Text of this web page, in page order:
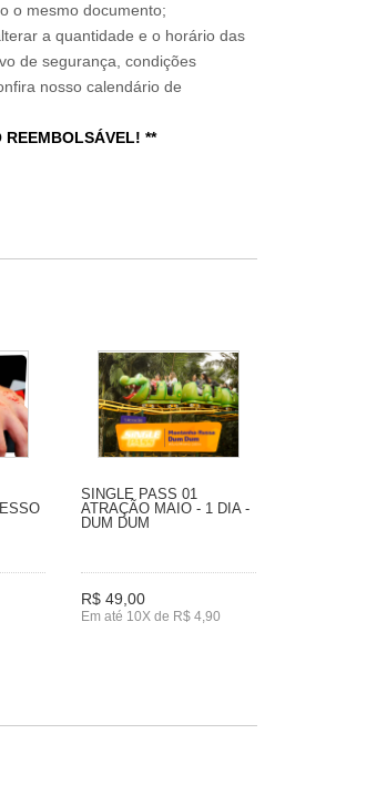
o mesmo documento;
a quantidade e o horário das
de segurança, condições
nosso calendário de
REEMBOLSÁVEL! **
SINGLE PASS 01
ATRAÇÃO MAIO - 1 DIA -
DUM DUM
R$ 49,00
Em até 10X de R$ 4,90